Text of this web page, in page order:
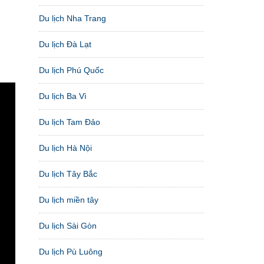
Du lịch Nha Trang
Du lịch Đà Lạt
Du lịch Phú Quốc
Du lịch Ba Vì
Du lịch Tam Đảo
Du lịch Hà Nội
Du lịch Tây Bắc
Du lịch miền tây
Du lịch Sài Gòn
Du lịch Pù Luông